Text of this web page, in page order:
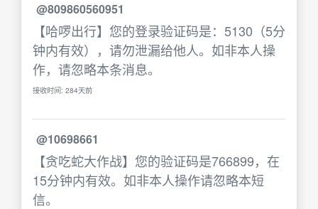
@809860560951
【哈啰出行】您的登录验证码是：5130（5分
钟内有效），请勿泄漏给他人。如非本人操
作，请忽略本条消息。
接收时间: 284天前
@10698661
【贪吃蛇大作战】您的验证码是766899，在
15分钟内有效。如非本人操作请忽略本短
信。